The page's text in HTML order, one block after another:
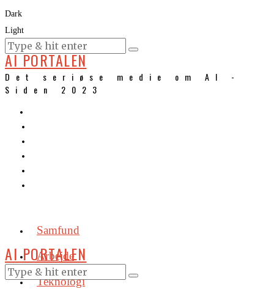
Dark
Light
KURSER
AI PORTALEN
Det seriøse medie om AI -
Siden 2023
Samfund
Arbejde
Teknologi
AI PORTALEN